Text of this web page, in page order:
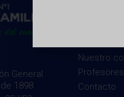
General
1898
Nuestro
Profesores
Contacto